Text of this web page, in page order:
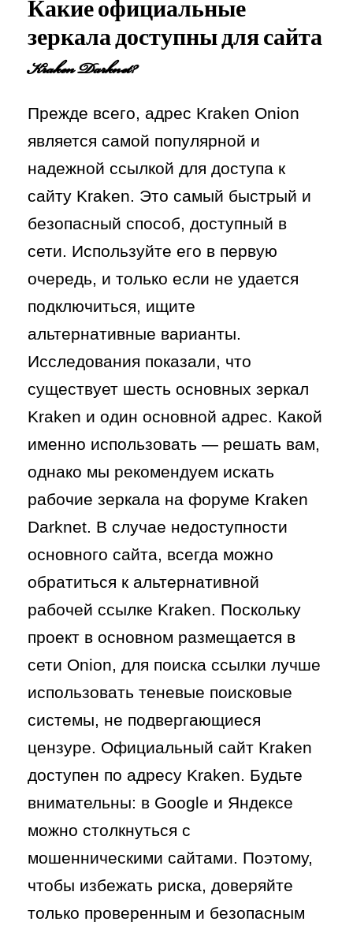
Какие официальные
зеркала доступны для сайта
Kraken Darknet?
Прежде всего, адрес Kraken Onion
является самой популярной и
надежной ссылкой для доступа к
сайту Kraken. Это самый быстрый и
безопасный способ, доступный в
сети. Используйте его в первую
очередь, и только если не удается
подключиться, ищите
альтернативные варианты.
Исследования показали, что
существует шесть основных зеркал
Kraken и один основной адрес. Какой
именно использовать — решать вам,
однако мы рекомендуем искать
рабочие зеркала на форуме Kraken
Darknet. В случае недоступности
основного сайта, всегда можно
обратиться к альтернативной
рабочей ссылке Kraken. Поскольку
проект в основном размещается в
сети Onion, для поиска ссылки лучше
использовать теневые поисковые
системы, не подвергающиеся
цензуре. Официальный сайт Kraken
доступен по адресу Kraken. Будьте
внимательны: в Google и Яндексе
можно столкнуться с
мошенническими сайтами. Поэтому,
чтобы избежать риска, доверяйте
только проверенным и безопасным